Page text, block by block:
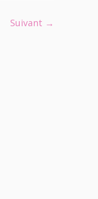
Suivant →